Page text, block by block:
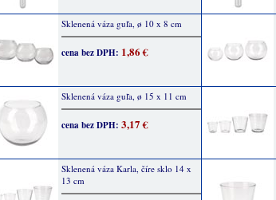
Sklenená váza guľa, ø 10 x 8 cm
cena bez DPH: 1,86 €
Sklenená váza guľa, ø 15 x 11 cm
cena bez DPH: 3,17 €
Sklenená váza Karla, číre sklo 14 x
13 cm